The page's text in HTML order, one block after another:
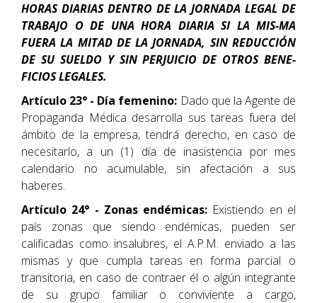
HORAS DIARIAS DENTRO DE LA JORNADA LEGAL DE
TRABAJO O DE UNA HORA DIARIA SI LA MIS-MA
FUERA LA MITAD DE LA JORNADA, SIN REDUCCIÓN
DE SU SUELDO Y SIN PERJUICIO DE OTROS BENE-
FICIOS LEGALES.
Artículo 23° - Día femenino: Dado que la Agente de
Propaganda Médica desarrolla sus tareas fuera del
ámbito de la empresa, tendrá derecho, en caso de
necesitarlo, a un (1) día de inasistencia por mes
calendario no acumulable, sin afectación a sus
haberes.
Artículo 24° - Zonas endémicas: Existiendo en el
país zonas que siendo endémicas, pueden ser
calificadas como insalubres, el A.P.M. enviado a las
mismas y que cumpla tareas en forma parcial o
transitoria, en caso de contraer él o algún integrante
de su grupo familiar o conviviente a cargo,